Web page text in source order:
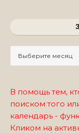
В помощь тем,
поиском того
календарь -
Кликом на